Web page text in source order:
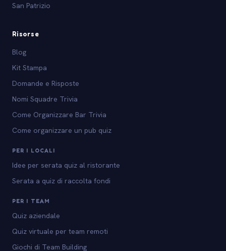
San Patrizio
Risorse
Blog
Kit Stampa
Domande e Risposte
Nomi Squadre Trivia
Come Organizzare Bar Trivia
Come organizzare un pub quiz
PER I LOCALI
Idee per serata quiz al ristorante
Serata a quiz di raccolta fondi
PER I TEAM
Quiz aziendale
Quiz virtuale per team remoti
Giochi di Team Building